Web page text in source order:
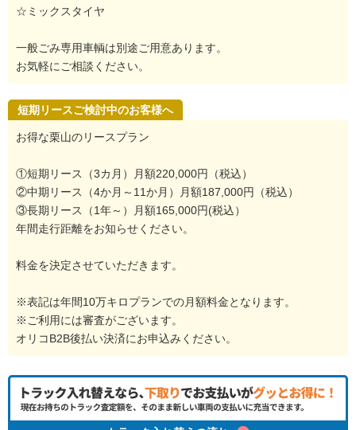
☆ミックスタイヤ
一般ごみ専用車輌は別途ご用意あります。
お気軽にご相談ください。
短期リースご検討中のお客様へ
お得な栗山のリースプラン
①短期リース（3カ月）月額220,000円（税込）
②中期リース（4か月～11か月）月額187,000円（税込）
③長期リース（1年～）月額165,000円(税込）
年間走行距離をお知らせください。
料金を決定させていただきます。
※表記は年間10万キロプランでの月額料金となります。
※ご利用には審査がございます。
オリコB2B後払い決済にお申込みください。